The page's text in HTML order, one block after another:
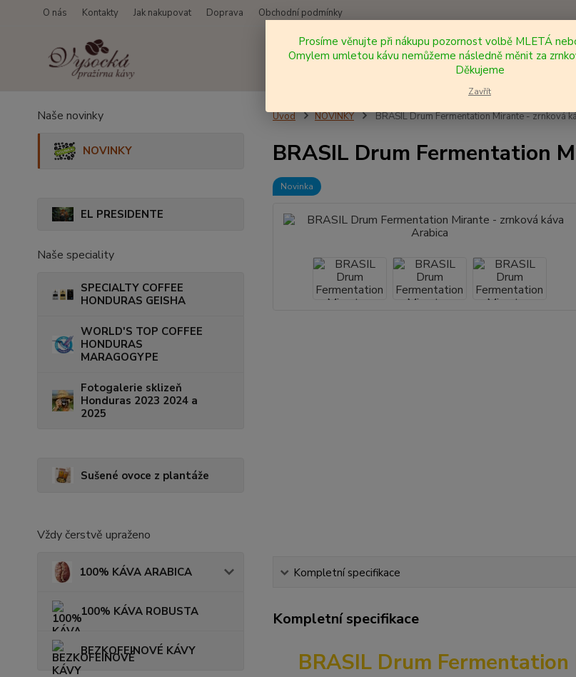
O nás Kontakty Jak nakupovat Doprava Obchodní podmínky
Hledat
Naše novinky
NOVINKY
EL PRESIDENTE
Naše speciality
SPECIALTY COFFEE
HONDURAS GEISHA
WORLD'S TOP COFFEE
HONDURAS
MARAGOGYPE
Fotogalerie sklizeň
Honduras 2023 2024 a
2025
Sušené ovoce z plantáže
Vždy čerstvě upraženo
100% KÁVA ARABICA
100% KÁVA ROBUSTA
BEZKOFEINOVÉ KÁVY
Úvod NOVINKY BRASIL Drum Fermentation Mirante - zrnková
BRASIL Drum Fermentation
Novinka
Kompletní specifikace
Kompletní specifikace
BRASIL Drum
Prosíme věnujte při nákupu pozornost volbě MLETÁ
Omylem umletou kávu nemůžeme následně měnit za
Děkujeme
Zavřít